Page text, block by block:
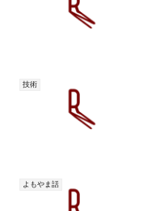
技術
よもやま話